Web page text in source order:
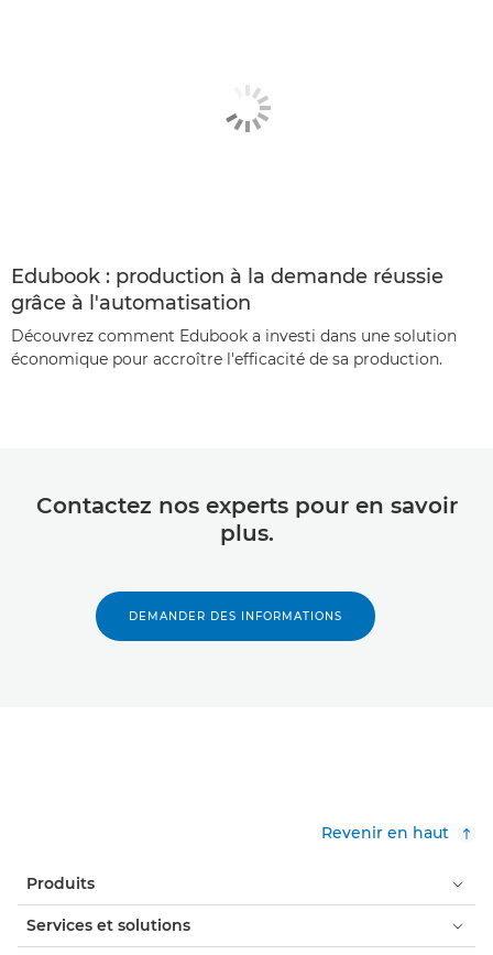
Edubook : production à la demande réussie
grâce à l'automatisation
Découvrez comment Edubook a investi dans une solution
économique pour accroître l'efficacité de sa production.
Contactez nos experts pour en savoir
plus.
DEMANDER DES INFORMATIONS
Revenir en haut
Produits
Services et solutions